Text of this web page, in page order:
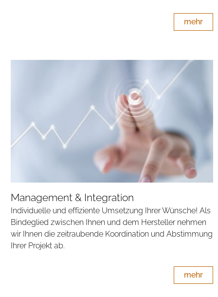
mehr
Management & Integration
Individuelle und effiziente Umsetzung Ihrer Wünsche! Als
Bindeglied zwischen Ihnen und dem Hersteller nehmen
wir Ihnen die zeitraubende Koordination und Abstimmung
Ihrer Projekt ab.
mehr